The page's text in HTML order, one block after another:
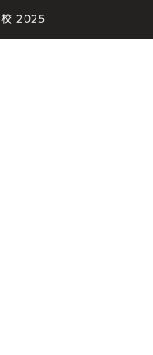
2025